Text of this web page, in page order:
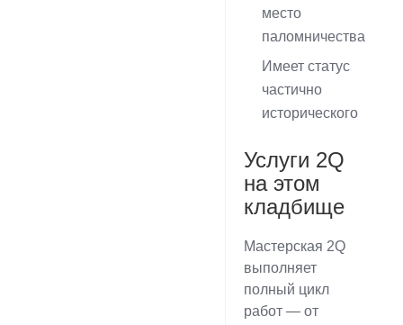
место
паломничества
Имеет статус
частично
исторического
Услуги 2Q
на этом
кладбище
Мастерская 2Q
выполняет
полный цикл
работ — от